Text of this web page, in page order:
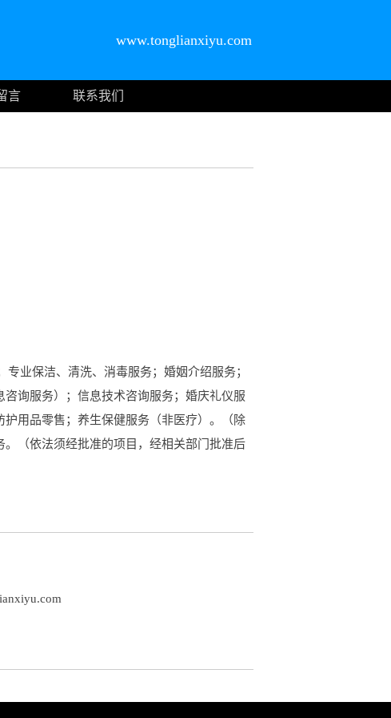
www.tonglianxiyu.com
言
联系我们
业保洁、清洗、消毒服务；婚姻介绍服务；
询服务）；信息技术咨询服务；婚庆礼仪服
用品零售；养生保健服务（非医疗）。（除
（依法须经批准的项目，经相关部门批准后